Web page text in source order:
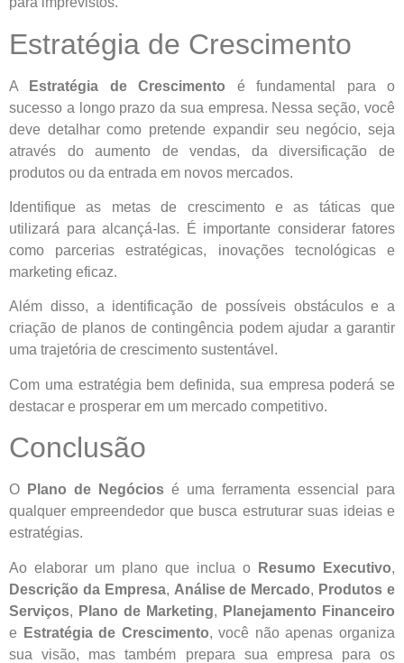
Estratégia de Crescimento
A Estratégia de Crescimento é fundamental para o
sucesso a longo prazo da sua empresa. Nessa seção, você
deve detalhar como pretende expandir seu negócio, seja
através do aumento de vendas, da diversificação de
produtos ou da entrada em novos mercados.
Identifique as metas de crescimento e as táticas que
utilizará para alcançá-las. É importante considerar fatores
como parcerias estratégicas, inovações tecnológicas e
marketing eficaz.
Além disso, a identificação de possíveis obstáculos e a
criação de planos de contingência podem ajudar a garantir
uma trajetória de crescimento sustentável.
Com uma estratégia bem definida, sua empresa poderá se
destacar e prosperar em um mercado competitivo.
Conclusão
O Plano de Negócios é uma ferramenta essencial para
qualquer empreendedor que busca estruturar suas ideias e
estratégias.
Ao elaborar um plano que inclua o Resumo Executivo,
Descrição da Empresa, Análise de Mercado, Produtos e
Serviços, Plano de Marketing, Planejamento Financeiro
e
Estratégia de Crescimento, você não apenas organiza
sua visão, mas também prepara sua empresa para os